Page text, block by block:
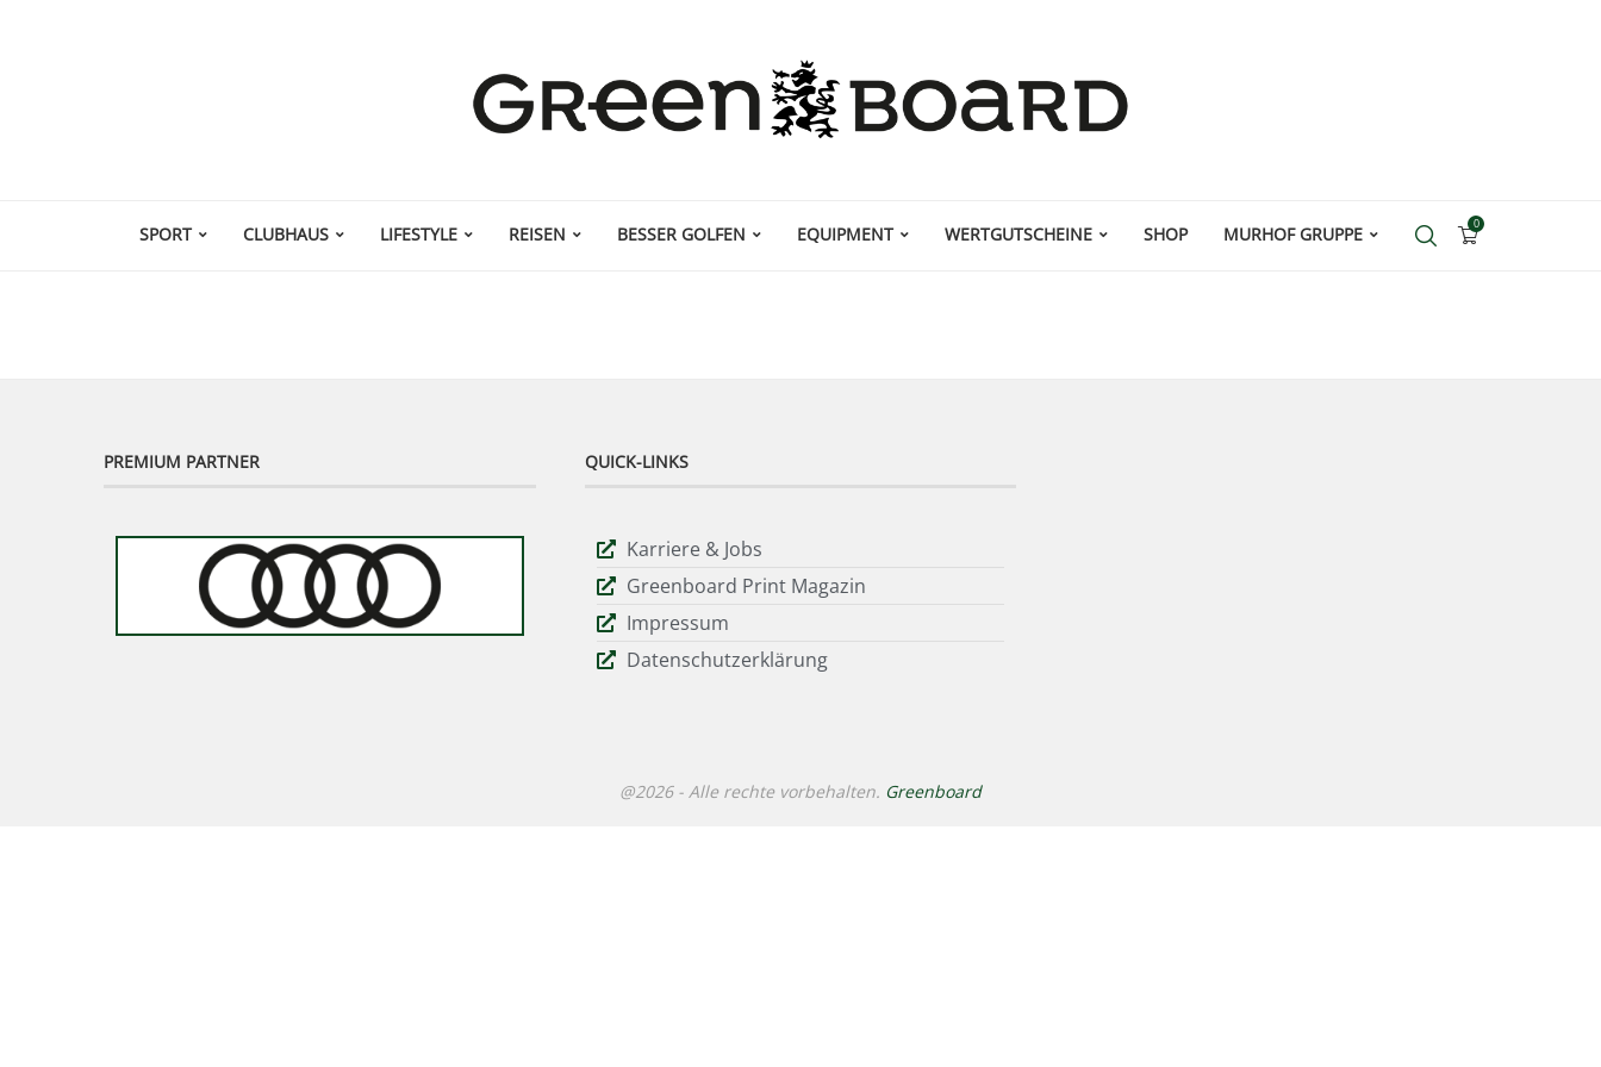
SPORT CLUBHAUS LIFESTYLE REISEN BESSER GOLFEN EQUIPMENT WERTGUTSCHEINE SHOP MURHOF GRUPPE 0
PREMIUM PARTNER QUICK-LINKS
Karriere & Jobs
Greenboard Print Magazin
Impressum
Datenschutzerklärung
@2026 - Alle rechte vorbehalten. Greenboard